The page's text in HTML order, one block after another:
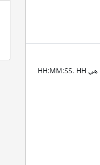
أدخل الطوابع الزمنية للمكان الذي تريد تقليم الصوت عنده. الصيغة هي HH:MM:SS. HH